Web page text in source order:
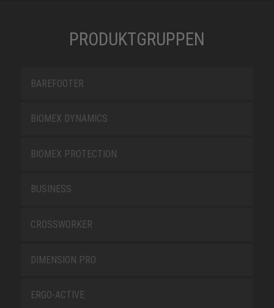
PRODUKTGRUPPEN
BAREFOOTER
BIOMEX DYNAMICS
BIOMEX PROTECTION
BUSINESS
CROSSWORKER
DIMENSION PRO
ERGO-ACTIVE